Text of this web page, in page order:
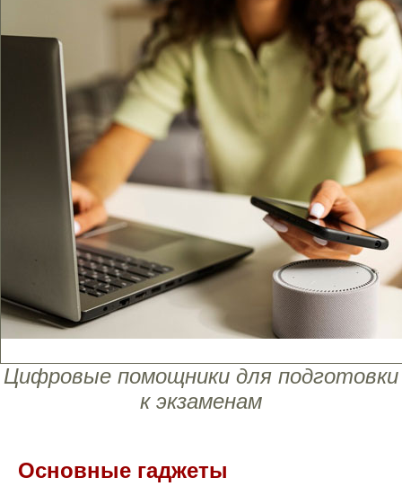
Цифровые помощники для подготовки
к экзаменам
Основные гаджеты